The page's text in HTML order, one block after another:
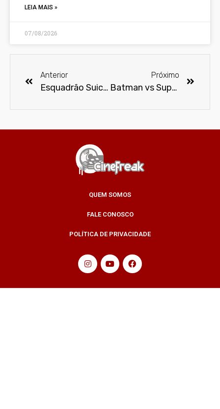
LEIA MAIS »
07/08/2026
Anterior
Esquadrão Suicida pode ter uma cena pós-créditos
Próximo
Batman vs Superman lidera vendas de DVD's e Blu Rays
QUEM SOMOS
FALE CONOSCO
POLÍTICA DE PRIVACIDADE